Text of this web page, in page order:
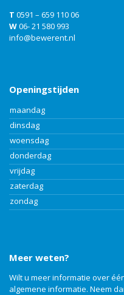
T 0591 – 659 110 06
W06- 21 580 993
info@bewerent.nl
Openingstijden
maandag
dinsdag
woensdag
donderdag
vrijdag
zaterdag
zondag
Meer weten?
Wilt u meer informatie over
algemene informatie. Neem